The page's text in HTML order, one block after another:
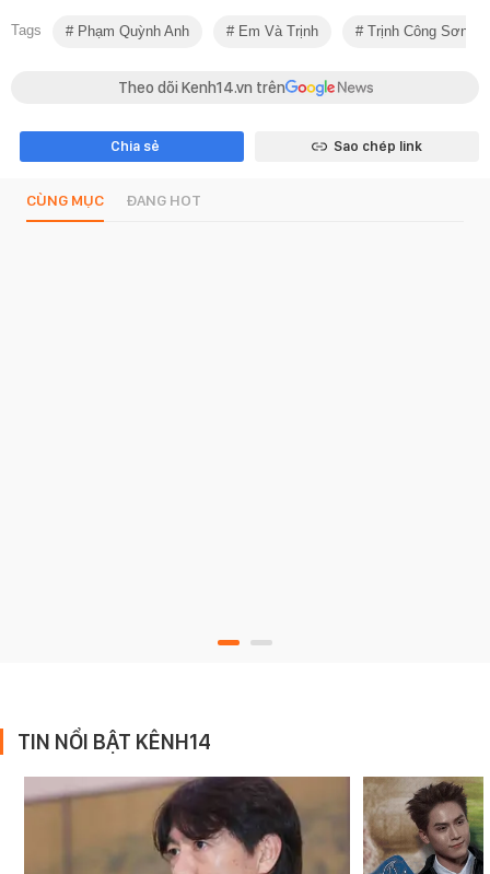
Tags Phạm Quỳnh Anh Em Và Trịnh Trịnh Công Sơn
Theo dõi Kenh14.vn trên
Chia sẻ Sao chép link
CÙNG MỤC ĐANG HOT
TIN NỔI BẬT KÊNH14